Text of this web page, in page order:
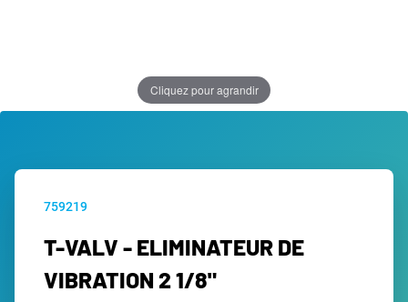
Cliquez pour agrandir
759219
T-VALV - ELIMINATEUR DE
VIBRATION 2 1/8"